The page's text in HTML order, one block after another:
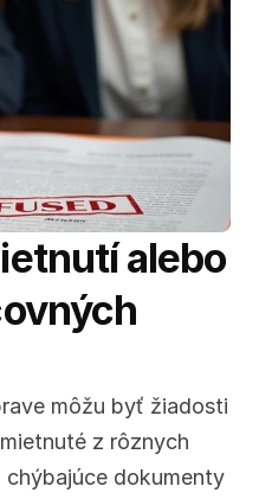
alebo
môžu byť žiadosti
z rôznych
dokumenty